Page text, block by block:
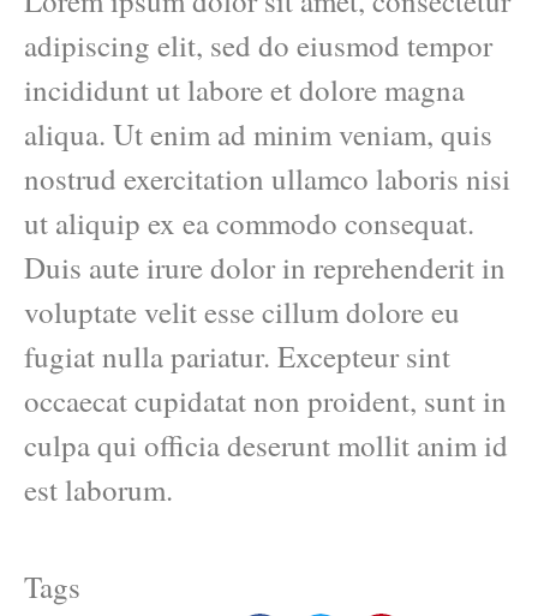
adipiscing elit, sed do eiusmod tempor
incididunt ut labore et dolore magna
aliqua. Ut enim ad minim veniam, quis
nostrud exercitation ullamco laboris nisi
ut aliquip ex ea commodo consequat.
Duis aute irure dolor in reprehenderit in
voluptate velit esse cillum dolore eu
fugiat nulla pariatur. Excepteur sint
occaecat cupidatat non proident, sunt in
culpa qui officia deserunt mollit anim id
est laborum.
Tags